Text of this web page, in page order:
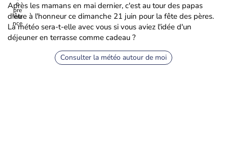
Après les mamans en mai dernier, c'est au tour des papas
d'être à l'honneur ce dimanche 21 juin pour la fête des pères.
La météo sera-t-elle avec vous si vous aviez l'idée d'un
déjeuner en terrasse comme cadeau ?
Consulter la météo autour de moi